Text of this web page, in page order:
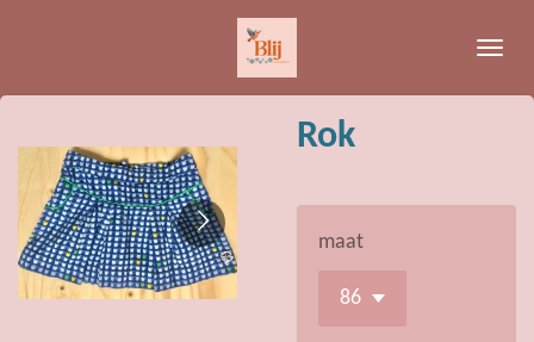
naar
hoofdinhoud
Rok
maat